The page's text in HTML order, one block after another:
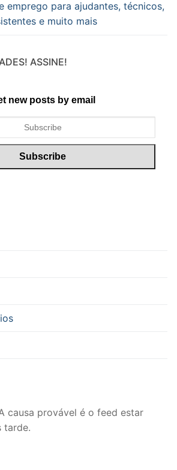
emprego para ajudantes, técnicos,
e muito mais
ASSINE!
new posts by email
causa provável é o feed estar
tarde.